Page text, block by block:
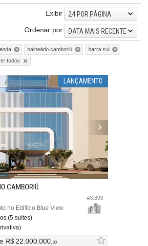
Exibir
24 POR PÁGINA
Ordenar por
DATA MAIS RECENTE
balneário camboriú
barra sul
todos
LANÇAMENTO
#3.393
CAMBORIÚ
no Edifício Blue View
(5 suítes)
R$ 22.000.000,00